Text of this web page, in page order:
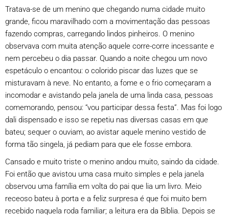
Tratava-se de um menino que chegando numa cidade muito
grande, ficou maravilhado com a movimentação das pessoas
fazendo compras, carregando lindos pinheiros. O menino
observava com muita atenção aquele corre-corre incessante e
nem percebeu o dia passar. Quando a noite chegou um novo
espetáculo o encantou: o colorido piscar das luzes que se
misturavam à neve. No entanto, a fome e o frio começaram a
incomodar e avistando pela janela de uma linda casa, pessoas
comemorando, pensou: “vou participar dessa festa”. Mas foi logo
dali dispensado e isso se repetiu nas diversas casas em que
bateu; sequer o ouviam, ao avistar aquele menino vestido de
forma tão singela, já pediam para que ele fosse embora.
Cansado e muito triste o menino andou muito, saindo da cidade.
Foi então que avistou uma casa muito simples e pela janela
observou uma família em volta do pai que lia um livro. Meio
receoso bateu à porta e a feliz surpresa é que foi muito bem
recebido naquela roda familiar; a leitura era da Bíblia. Depois se